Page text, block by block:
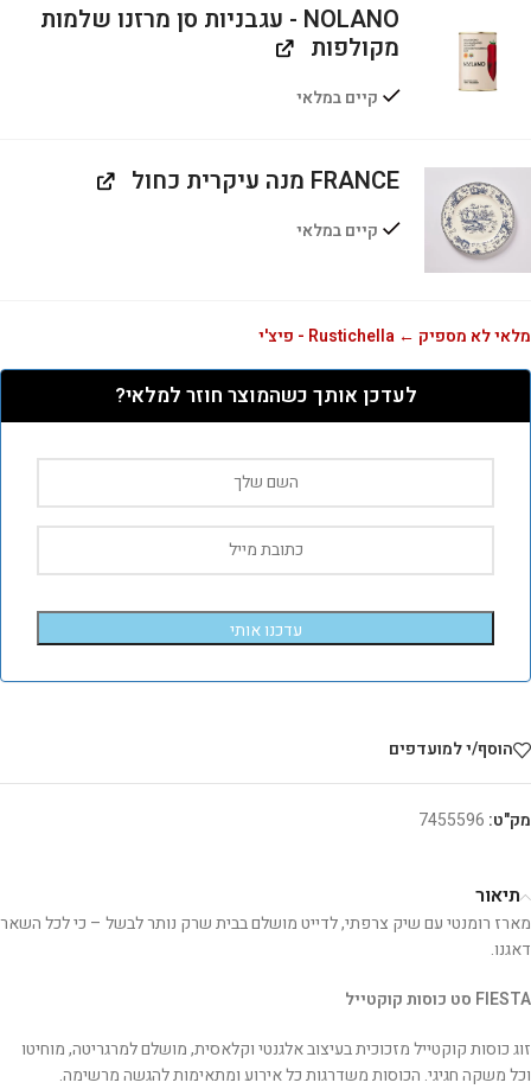
NOLANO - עגבניות סן מרזנו שלמות
מקולפות
קיים במלאי
FRANCE מנה עיקרית כחול
קיים במלאי
מלאי לא מספיק ← Rustichella - פיצ'י
לעדכן אותך כשהמוצר חוזר למלאי?
עדכנו אותי
הוסף/י למועדפים
מק"ט: 7455596
תיאור
מארז רומנטי עם שיק צרפתי, לדייט מושלם בבית שרק נותר לבשל – כי לכל השאר
דאגנו.
FIESTA סט כוסות קוקטייל
זוג כוסות קוקטייל מזכוכית בעיצוב אלגנטי וקלאסית, מושלם למרגריטה, מוחיטו
וכל משקה חגיגי. הכוסות משדרגות כל אירוע ומתאימות להגשה מרשימה.